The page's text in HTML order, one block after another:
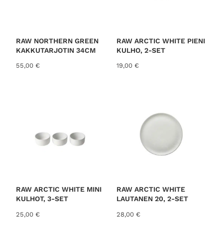
RAW NORTHERN GREEN
KAKKUTARJOTIN 34CM
55,00 €
RAW ARCTIC WHITE PIENI
KULHO, 2-SET
19,00 €
RAW ARCTIC WHITE MINI
KULHOT, 3-SET
25,00 €
RAW ARCTIC WHITE
LAUTANEN 20, 2-SET
28,00 €